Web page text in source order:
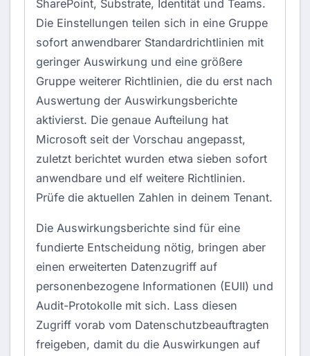
SharePoint, Substrate, Identität und Teams.
Die Einstellungen teilen sich in eine Gruppe
sofort anwendbarer Standardrichtlinien mit
geringer Auswirkung und eine größere
Gruppe weiterer Richtlinien, die du erst nach
Auswertung der Auswirkungsberichte
aktivierst. Die genaue Aufteilung hat
Microsoft seit der Vorschau angepasst,
zuletzt berichtet wurden etwa sieben sofort
anwendbare und elf weitere Richtlinien.
Prüfe die aktuellen Zahlen in deinem Tenant.
Die Auswirkungsberichte sind für eine
fundierte Entscheidung nötig, bringen aber
einen erweiterten Datenzugriff auf
personenbezogene Informationen (EUII) und
Audit-Protokolle mit sich. Lass diesen
Zugriff vorab vom Datenschutzbeauftragten
freigeben, damit du die Auswirkungen auf